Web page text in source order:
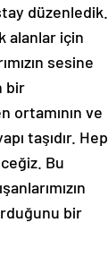
düzenledik.
alanlar için
sesine
bir
ortamının ve
taşıdır. Hep
Bu
bir